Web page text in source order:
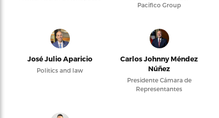
Pacifico Group
José Julio Aparicio
Politics and law
Carlos Johnny Méndez
Núñez
Presidente Cámara de
Representantes